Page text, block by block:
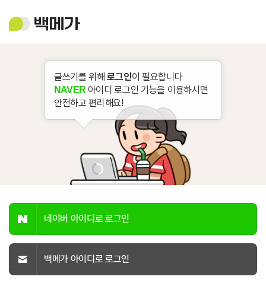
백
메
글쓰기를 위해로그인이 필요합니다
NAVER 아이디 로그인 기능을 이용하시면
안전하고 편리해요!
네이버 아이디로 로그인
백메가 아이디로 로그인